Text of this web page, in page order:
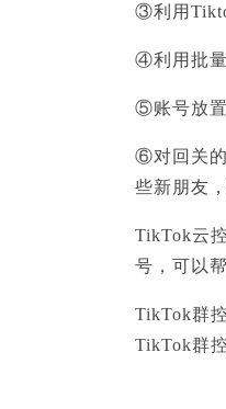
③利用
④利用批
⑤账号放
⑥对回关的
些新朋友
TikTok云
号，可以
TikTok群
TikTok群